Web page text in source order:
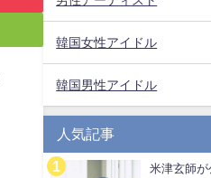
韓国女性アイドル
韓国男性アイドル
人気記事
米津玄師